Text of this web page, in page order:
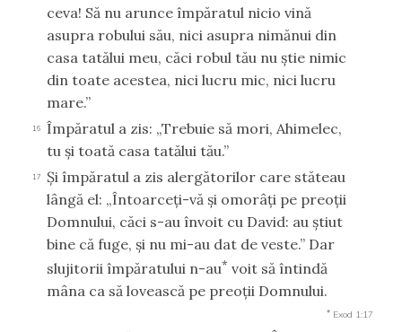
ceva! Să nu arunce împăratul nicio vină
asupra robului său, nici asupra nimănui din
casa tatălui meu, căci robul tău nu ştie nimic
din toate acestea, nici lucru mic, nici lucru
mare.”
16
Împăratul a zis: „Trebuie să mori, Ahimelec,
tu şi toată casa tatălui tău.”
17
Şi împăratul a zis alergătorilor care stăteau
lângă el: „Întoarceţi-vă şi omorâţi pe preoţii
Domnului, căci s-au învoit cu David: au ştiut
bine că fuge, şi nu mi-au dat de veste.” Dar
slujitorii împăratului n-au* voit să întindă
mâna ca să lovească pe preoţii Domnului.
* Exod 1:17